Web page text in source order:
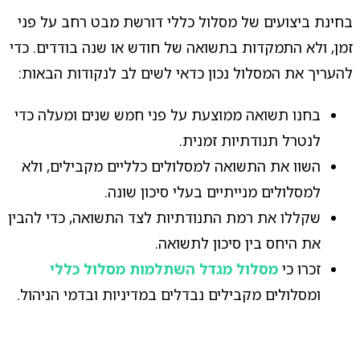
בחינת ביצועים של מסלול כללי דורשת מבט רחב על פני
זמן, ולא התמקדות בתשואה של חודש או שנה בודדים. כדי
להעריך את המסלול נכון כדאי לשים לב לנקודות הבאות:
בחנו תשואה ממוצעת על פני חמש שנים ומעלה כדי
לנטרל תנודתיות זמנית.
השוו את התשואה למסלולים כלליים מקבילים, ולא
למסלולים מנייתיים בעלי סיכון שונה.
שקללו את רמת התנודתיות לצד התשואה, כדי להבין
את היחס בין סיכון לתשואה.
זכרו כי מסלול מגדל השתלמות מסלול כללי
ומסלולים מקבילים נבדלים במדיניות ובדמי הניהול.